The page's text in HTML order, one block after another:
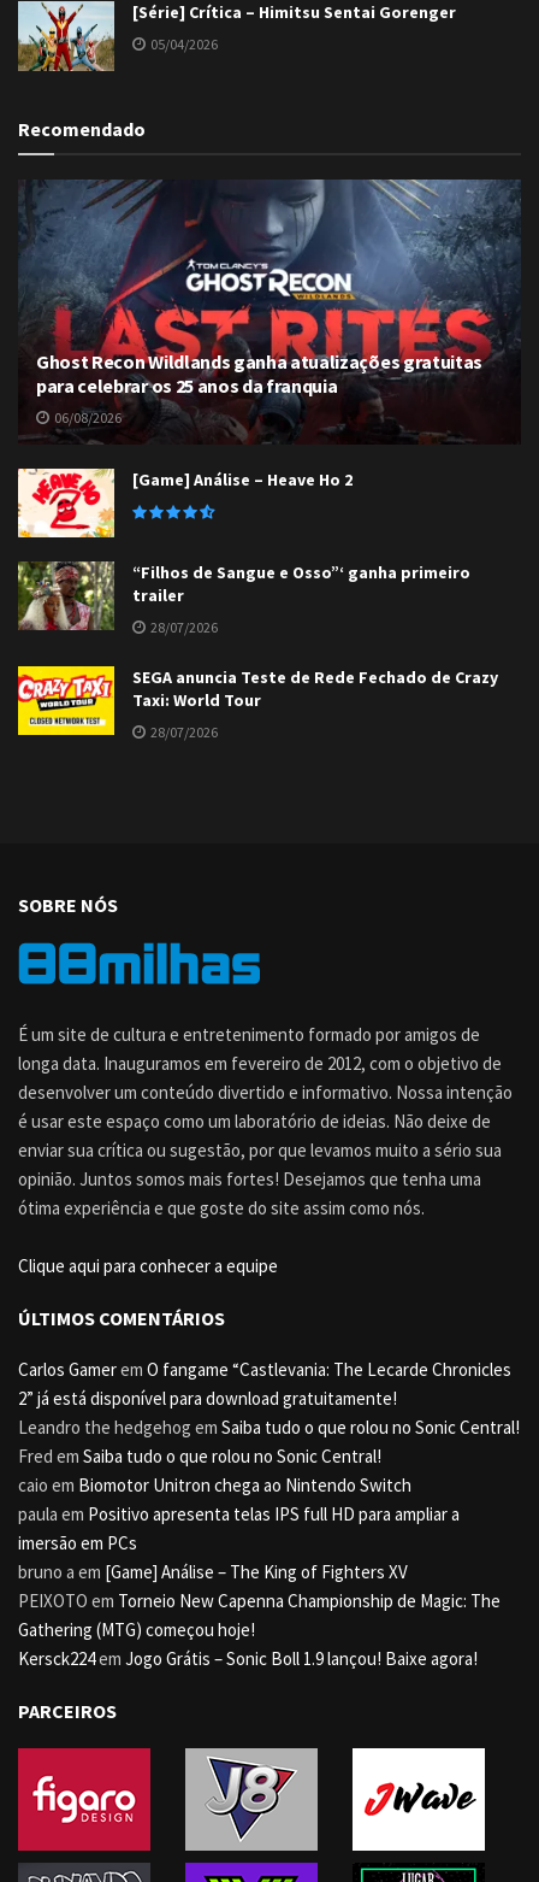
[Série] Crítica – Himitsu Sentai Gorenger
05/04/2026
Recomendado
Ghost Recon Wildlands ganha atualizações gratuitas
para celebrar os 25 anos da franquia
06/08/2026
[Game] Análise – Heave Ho 2
“Filhos de Sangue e Osso”‘ ganha primeiro
trailer
28/07/2026
SEGA anuncia Teste de Rede Fechado de Crazy
Taxi: World Tour
28/07/2026
SOBRE NÓS
É um site de cultura e entretenimento formado por amigos de
longa data. Inauguramos em fevereiro de 2012, com o objetivo de
desenvolver um conteúdo divertido e informativo. Nossa intenção
é usar este espaço como um laboratório de ideias. Não deixe de
enviar sua crítica ou sugestão, por que levamos muito a sério sua
opinião. Juntos somos mais fortes! Desejamos que tenha uma
ótima experiência e que goste do site assim como nós.
Clique aqui para conhecer a equipe
ÚLTIMOS COMENTÁRIOS
Carlos Gamerem O fangame “Castlevania: The Lecarde Chronicles
2” já está disponível para download gratuitamente!
Leandro the hedgehog em Saiba tudo o que rolou no Sonic Central!
Fred em Saiba tudo o que rolou no Sonic Central!
caio em Biomotor Unitron chega ao Nintendo Switch
paula em Positivo apresenta telas IPS full HD para ampliar a
imersão em PCs
bruno a em [Game] Análise – The King of Fighters XV
PEIXOTO em Torneio New Capenna Championship de Magic: The
Gathering (MTG) começou hoje!
Kersck224em Jogo Grátis – Sonic Boll 1.9 lançou! Baixe agora!
PARCEIROS